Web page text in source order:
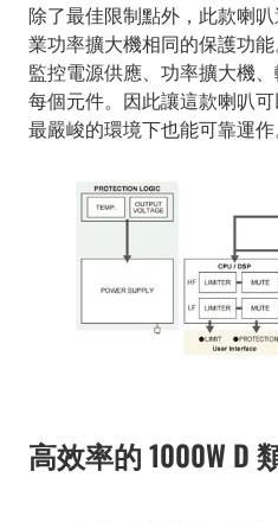
除了最佳限制點外，此款喇
業功率擴大機相同的保護功
監控電源供應、功率擴大機
每個元件。因此讓這款喇叭
最嚴峻的環境下也能可靠運作
高效率的 1000W D